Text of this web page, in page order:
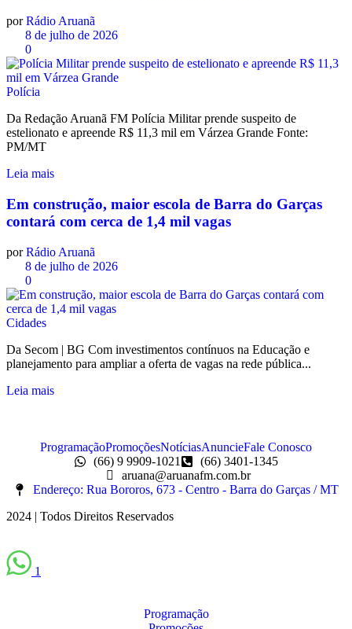
por Rádio Aruanã
8 de julho de 2026
0
Polícia
Da Redação Aruanã FM Polícia Militar prende suspeito de
estelionato e apreende R$ 11,3 mil em Várzea Grande Fonte:
PM/MT
Leia mais
Em construção, maior escola de Barra do Garças
contará com cerca de 1,4 mil vagas
por Rádio Aruanã
8 de julho de 2026
0
Cidades
Da Secom | BG Com investimentos contínuos na Educação e
planejamento para ampliar a oferta de vagas na rede pública...
Leia mais
ProgramaçãoPromoçõesNotíciasAnuncieFale Conosco
(66) 9 9909-1021
(66) 3401-1345
aruana@aruanafm.com.br
Endereço: Rua Bororos, 673 - Centro - Barra do Garças / MT
2024 | Todos Direitos Reservados
1
Programação